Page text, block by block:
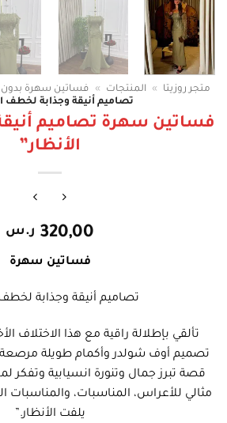
متجر روزيتا » المنتجات » فساتين سهرة بدون
تصاميم أنيقة وجذابة لخطف
فساتين سهرة تصاميم
الأنظار”
320,00 ر.س
فساتين سهرة
تصاميم أنيقة وجذابة لخطف
تألقي بإطلالة راقية مع هذا الاختلاف
تصميم أوف شولدر وأكمام طويلة مرصعة
قصة تبرز جمال وتنورة انسيابية وتفكر
مثالي للأعراس، المناسبات، والمناسبات
يلفت الأنظار.”